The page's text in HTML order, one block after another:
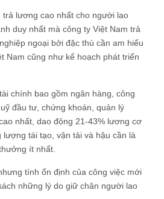
trả lương cao nhất cho người lao
duy nhất mà công ty Việt Nam trả
ngoại bởi đặc thù cần am hiểu
Nam cũng như kế hoạch phát triển
chính bao gồm ngân hàng, công
đầu tư, chứng khoán, quản lý
nhất, dao động 21-43% lương cơ
lượng tái tạo, vận tải và hậu cần là
ít nhất.
tính ổn định của công việc mới
những lý do giữ chân người lao